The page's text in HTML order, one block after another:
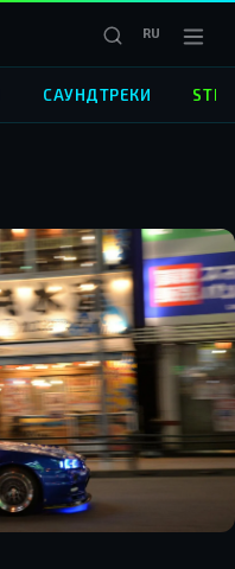
RU
САУНДТРЕКИ